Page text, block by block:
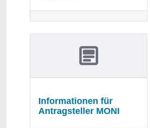
Informationen für
Antragsteller MONI